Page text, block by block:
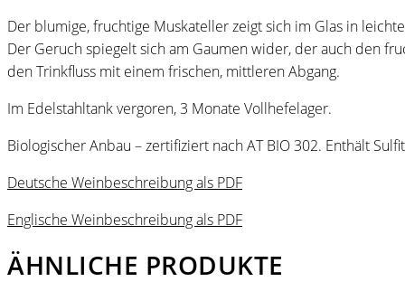
Der blumige, fruchtige Muskateller zeigt sich im Glas in
Der Geruch spiegelt sich am Gaumen wider, der auch den
den Trinkfluss mit einem frischen, mittleren Abgang.
Im Edelstahltank vergoren, 3 Monate Vollhefelager.
Biologischer Anbau – zertifiziert nach AT BIO 302. Enthält
Deutsche Weinbeschreibung als PDF
Englische Weinbeschreibung als PDF
ÄHNLICHE PRODUKTE